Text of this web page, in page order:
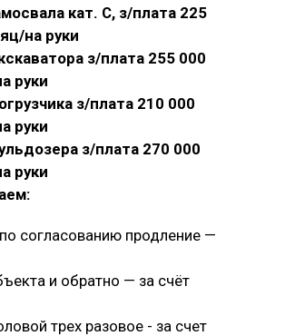
кат. С, з/плата 225
на руки
з/плата 255 000
руки
з/плата 210 000
руки
з/плата 270 000
руки
согласованию продление —
и обратно — за счёт
трех разовое - за счет